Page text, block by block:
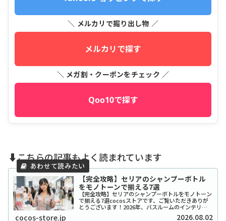
＼ メルカリで掘り出し物 ／
メルカリで探す
＼ メガ割・クーポンをチェック ／
Qoo10で探す
⬇️こちらの記事もよく読まれています
【完全攻略】セリアのシャンプーボトル
をモノトーンで揃える7選
【完全攻略】セリアのシャンプーボトルをモノトーン
で揃える7選cocosストアです、ご覧いただきありが
とうございます！2026年、バスルームのインテリア
をワンランク上げたいと考えているあなたに、セリア
cocos-store.jp 2026.08.02